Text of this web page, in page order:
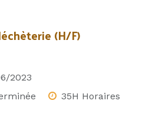
(H/F)
2023
35H Horaires